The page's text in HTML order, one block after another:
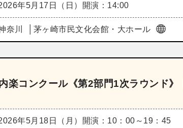
年5月17日（日） 開演：14:00
奈川 茅ヶ崎市民文化会館・大ホール
楽コンクール《第2部門1次ラウンド》
年5月18日（月） 開演：10：00～19：45